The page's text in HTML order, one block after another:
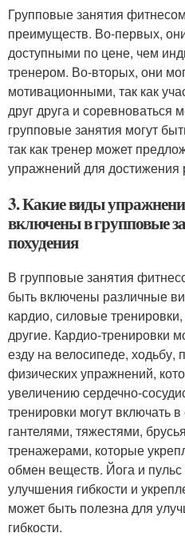
Групповые занятия
преимуществ. Во-первых,
доступными по цене, чем
тренером. Во-вторых, они
мотивационными, так как
друг друга и соревноваться
групповые занятия могут
так как тренер может
упражнений для достижения
3. Какие виды
включены в групповые
похудения
В групповые занятия
быть включены различные
кардио, силовые
другие. Кардио-тренировки
езду на велосипеде, ходьбу,
физических упражнений,
увеличению сердечно-
тренировки могут включать
гантелями, тяжестями,
тренажерами, которые
обмен веществ. Йога и
улучшения гибкости и
может быть полезна для
гибкости.